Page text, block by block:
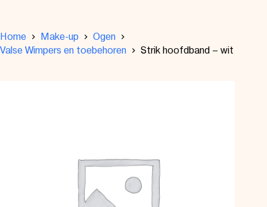
Home Make-up
Ogen
Valse Wimpers en toebehoren
Strik hoofdband – wit